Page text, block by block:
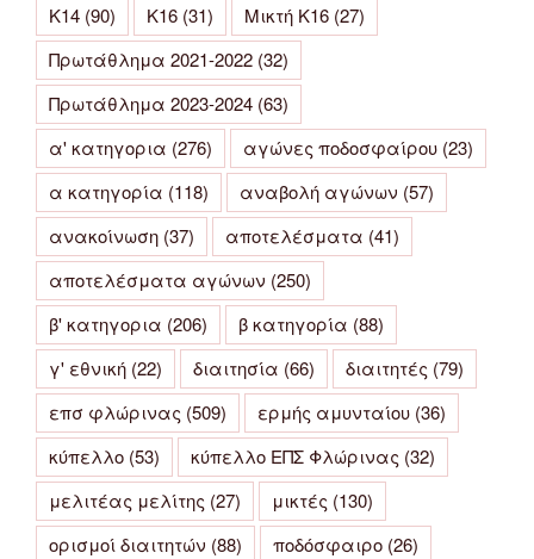
Κ14 (90) Κ16 (31) Μικτή Κ16 (27)
Πρωτάθλημα 2021-2022 (32)
Πρωτάθλημα 2023-2024 (63)
α' κατηγορια (276) αγώνες ποδοσφαίρου (23)
α κατηγορία (118) αναβολή αγώνων (57)
ανακοίνωση (37) αποτελέσματα (41)
αποτελέσματα αγώνων (250)
β' κατηγορια (206) β κατηγορία (88)
γ' εθνική (22) διαιτησία (66) διαιτητές (79)
επσ φλώρινας (509) ερμής αμυνταίου (36)
κύπελλο (53) κύπελλο ΕΠΣ Φλώρινας (32)
μελιτέας μελίτης (27) μικτές (130)
ορισμοί διαιτητών (88) ποδόσφαιρο (26)